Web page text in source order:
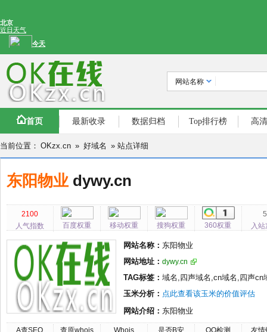
网站名称
首页 最新收录 数据归档 Top排行榜 高
当前位置： OKzx.cn » 好域名 » 站点详细
东阳物业 dywy.cn
2100
人气指数
百度权重 移动权重 搜狗权重 360权重
5
入
网站名称： 东阳物业
网站地址： dywy.cn
TAG标签： 域名,四声域名,cn域名,四声cn
玉米分析： 点此查看该玉米的价值评估
网站介绍： 东阳物业
A查SEO
查原whois
Whois
是否B安
QQ检测
友情